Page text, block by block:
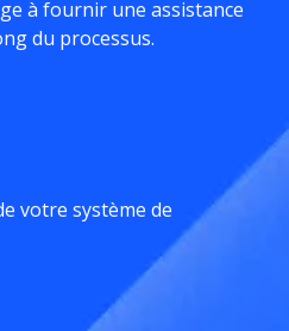
à fournir une assistance
du processus.
votre système de